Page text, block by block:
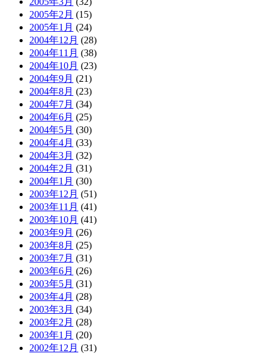
2005年2月 (15)
2005年1月 (24)
2004年12月 (28)
2004年11月 (38)
2004年10月 (23)
2004年9月 (21)
2004年8月 (23)
2004年7月 (34)
2004年6月 (25)
2004年5月 (30)
2004年4月 (33)
2004年3月 (32)
2004年2月 (31)
2004年1月 (30)
2003年12月 (51)
2003年11月 (41)
2003年10月 (41)
2003年9月 (26)
2003年8月 (25)
2003年7月 (31)
2003年6月 (26)
2003年5月 (31)
2003年4月 (28)
2003年3月 (34)
2003年2月 (28)
2003年1月 (20)
2002年12月 (31)